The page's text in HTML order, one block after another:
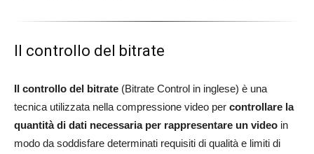
Il controllo del bitrate
Il controllo del bitrate (Bitrate Control in inglese) è una
tecnica utilizzata nella compressione video per controllare la
quantità di dati necessaria per rappresentare un video in
modo da soddisfare determinati requisiti di qualità e limiti di